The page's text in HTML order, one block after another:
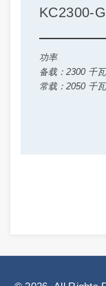
KC2300-
功率
备载：2300 千瓦
常载：2050 千瓦